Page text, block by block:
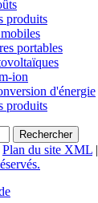
produits
portables
ion
d'énergie
produits
Rechercher
Plan du site XML |